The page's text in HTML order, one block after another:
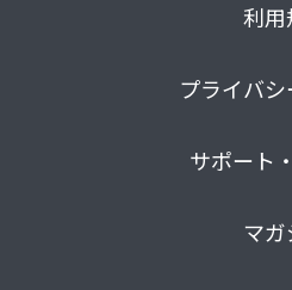
利用
プライバ
サポート
マ